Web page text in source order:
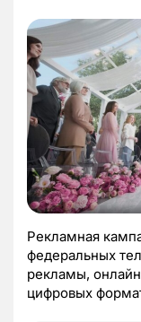
Рекламная
федеральных
рекламы,
цифровых